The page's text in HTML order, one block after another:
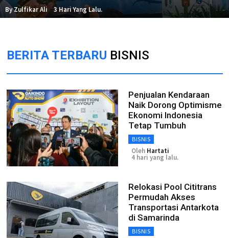
By Zulfikar Ali 3 Hari Yang Lalu.
BERITA TERBARU BISNIS
Penjualan Kendaraan
Naik Dorong Optimisme
Ekonomi Indonesia
Tetap Tumbuh
BISNIS
Oleh Hartati
4 hari yang lalu.
Relokasi Pool Cititrans
Permudah Akses
Transportasi Antarkota
di Samarinda
BISNIS